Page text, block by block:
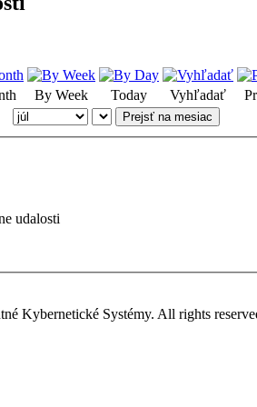
By Week Today Vyhľadať
Prejsť na mesiac
udalosti
Kybernetické Systémy. All rights